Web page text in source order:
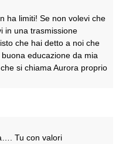
ha limiti! Se non volevi che
in una trasmissione
che hai detto a noi che
educazione da mia
si chiama Aurora proprio
Tu con valori